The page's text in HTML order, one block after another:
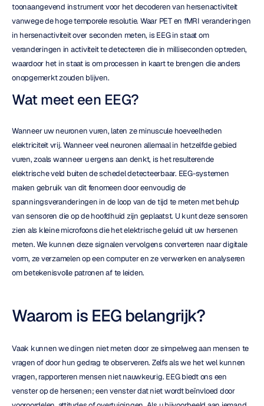
toonaangevend instrument voor het decoderen van hersenactiviteit
vanwege de hoge temporele resolutie. Waar PET en fMRI veranderingen
in hersenactiviteit over seconden meten, is EEG in staat om
veranderingen in activiteit te detecteren die in milliseconden optreden,
waardoor het in staat is om processen in kaart te brengen die anders
onopgemerkt zouden blijven.
Wat meet een EEG?
Wanneer uw neuronen vuren, laten ze minuscule hoeveelheden
elektriciteit vrij. Wanneer veel neuronen allemaal in hetzelfde gebied
vuren, zoals wanneer u ergens aan denkt, is het resulterende
elektrische veld buiten de schedel detecteerbaar. EEG-systemen
maken gebruik van dit fenomeen door eenvoudig de
spanningsveranderingen in de loop van de tijd te meten met behulp
van sensoren die op de hoofdhuid zijn geplaatst. U kunt deze sensoren
zien als kleine microfoons die het elektrische geluid uit uw hersenen
meten. We kunnen deze signalen vervolgens converteren naar digitale
vorm, ze verzamelen op een computer en ze verwerken en analyseren
om betekenisvolle patronen af te leiden.
Waarom is EEG belangrijk?
Vaak kunnen we dingen niet meten door ze simpelweg aan mensen te
vragen of door hun gedrag te observeren. Zelfs als we het wel kunnen
vragen, rapporteren mensen niet nauwkeurig. EEG biedt ons een
venster op de hersenen; een venster dat niet wordt beïnvloed door